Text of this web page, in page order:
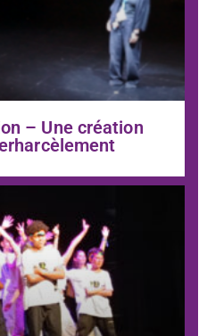
– Une création